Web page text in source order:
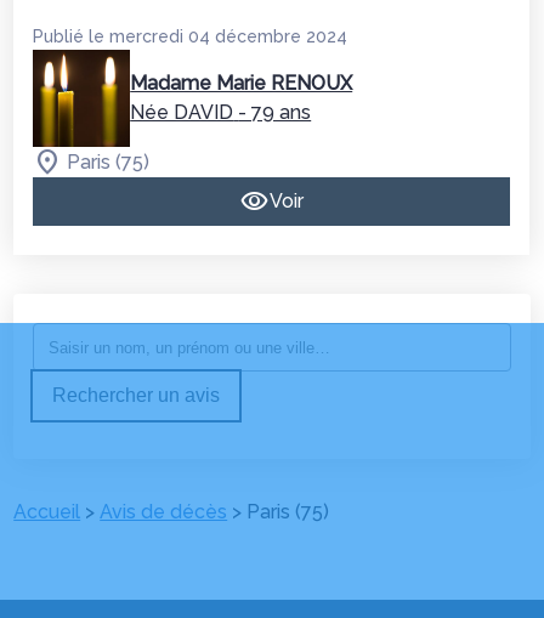
Publié le mercredi 04 décembre 2024
Madame Marie RENOUX
Née DAVID - 79 ans
Paris (75)
Voir
Rechercher un avis
Accueil >Avis de décès > Paris (75)